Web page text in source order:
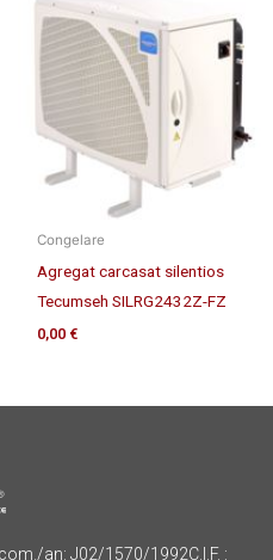
Congelare
Agregat carcasat silentios
Tecumseh SILRG2432Z-FZ
0,00 €
an: J02/1570/1992C.I.F. :